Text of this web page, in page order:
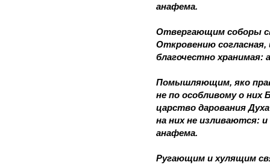
анафема.
Отвергающим соборы
Откровению
благочестно хранимая:
Помышляющим, яко
не по особливому о них
царство дарования
на них не изливаются:
анафема.
Ругающим и хулящим